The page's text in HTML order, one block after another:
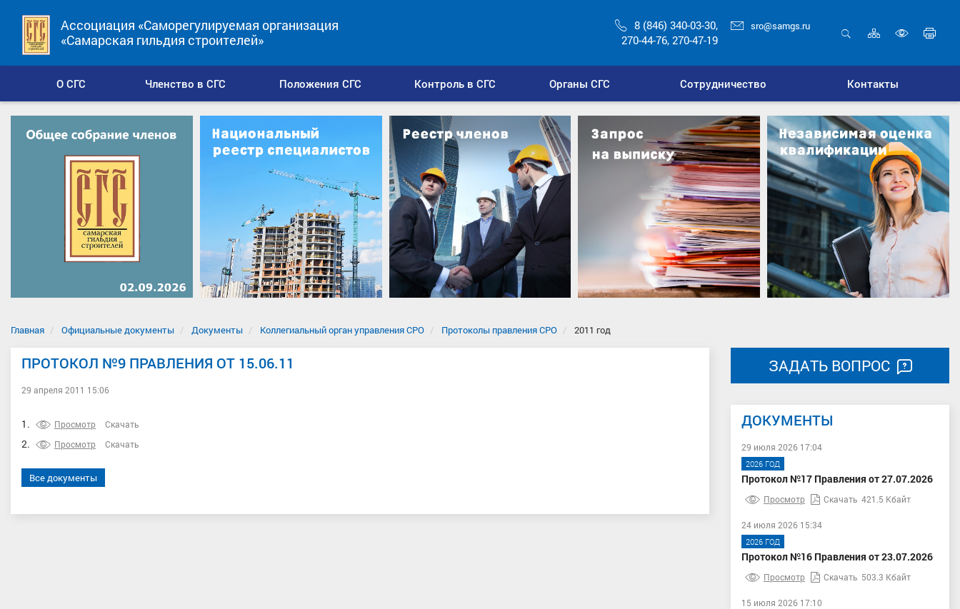
Ассоциация «Саморегулируемая организация
«Самарская гильдия строителей»
8 (846) 340-03-30,
270-44-76, 270-47-19
sro@samgs.ru Карта
сайта
О СГС Членство в СГС Положения СГС Контроль в СГС Органы СГС Сотрудничество Контакты
Главная Официальные документы Документы Коллегиальный орган управления СРО Протоколы правления СРО 2011 год
ПРОТОКОЛ №9 ПРАВЛЕНИЯ ОТ 15.06.11
29 апреля 2011 15:06
1. Просмотр Скачать
2. Просмотр Скачать
Все документы
ЗАДАТЬ ВОПРОС
ДОКУМЕНТЫ
29 июля 2026 17:04
2026 ГОД
Протокол №17 Правления от 27.07.2026
Просмотр Скачать 421.5 Кбайт
24 июля 2026 15:34
2026 ГОД
Протокол №16 Правления от 23.07.2026
Просмотр Скачать 503.3 Кбайт
15 июля 2026 17:10